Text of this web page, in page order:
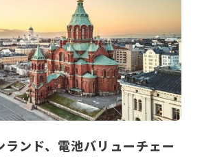
ランド、電池バリューチェー